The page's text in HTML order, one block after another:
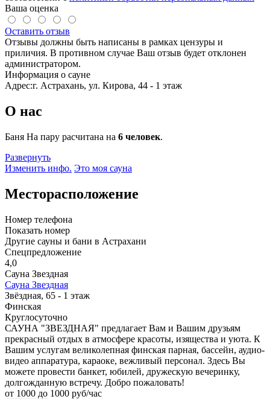
Ваша оценка
Оставить отзыв
Отзывы должны быть написаны в рамках цензуры и
приличия. В противном случае Ваш отзыв будет отклонен
администратором.
Информация о сауне
Адрес:г. Астрахань, ул. Кирова, 44 - 1 этаж
О нас
Баня На пару расчитана на 6 человек.
Развернуть
Изменить инфо. Это моя сауна
Месторасположение
Номер телефона
Показать номер
Другие сауны и бани в Астрахани
Спецпредложение
4,0
Сауна Звездная
Сауна Звездная
Звёздная, 65 - 1 этаж
Финская
Круглосуточно
САУНА "ЗВЕЗДНАЯ" предлагает Вам и Вашим друзьям
прекрасный отдых в атмосфере красоты, изящества и уюта. К
Вашим услугам великолепная финская парная, бассейн, аудио-
видео аппаратура, караоке, вежливый персонал. Здесь Вы
можете провести банкет, юбилей, дружескую вечеринку,
долгожданную встречу. Добро пожаловать!
от 1000 до 1000 руб/час